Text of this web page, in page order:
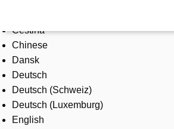
Products & Solutions
Industries
Services
About us
Where to buy
Contact us
Careers
Čeština
Chinese
Dansk
Deutsch
Deutsch (Schweiz)
Deutsch (Luxemburg)
English